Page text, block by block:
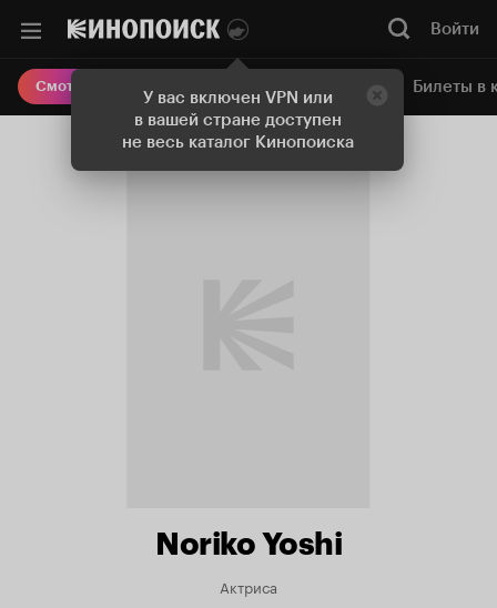
У вас включен VPN или
в вашей стране доступен
не весь каталог Кинопоиска
Войти
Смотреть кино Онлайн-кинотеатр Билеты в
Noriko Yoshi
Актриса